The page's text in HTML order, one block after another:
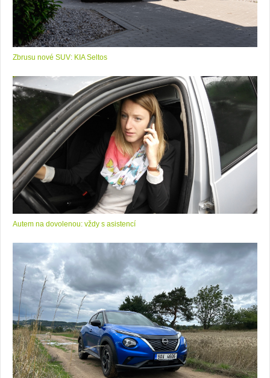
Zbrusu nové SUV: KIA Seltos
Autem na dovolenou: vždy s asistencí